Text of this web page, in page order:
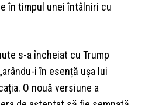
în timpul unei întâlniri cu
s-a încheiat cu Trump
i în esență ușa lui
O nouă versiune a